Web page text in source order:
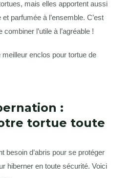
mais elles apportent aussi
parfumée à l’ensemble. C’est
l’utile à l’agréable !
:
tortue toute
besoin d’abris pour se protéger
hiberner en toute sécurité. Voici